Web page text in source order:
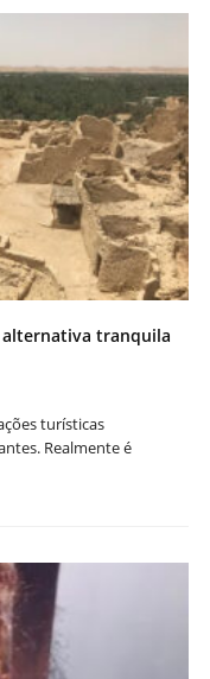
alternativa tranquila
turísticas
Realmente é